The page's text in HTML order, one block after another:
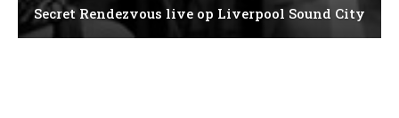
Secret Rendezvous live op Liverpool Sound City